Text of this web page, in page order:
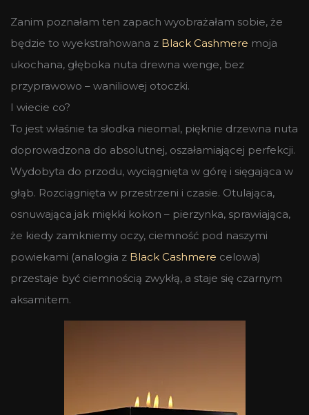
Zanim poznałam ten zapach wyobrażałam sobie, że
będzie to wyekstrahowana z Black Cashmere moja
ukochana, głęboka nuta drewna wenge, bez
przyprawowo – waniliowej otoczki.
I wiecie co?
To jest właśnie ta słodka nieomal, pięknie drzewna nuta
doprowadzona do absolutnej, oszałamiającej perfekcji.
Wydobyta do przodu, wyciągnięta w górę i sięgająca w
głąb. Rozciągnięta w przestrzeni i czasie. Otulająca,
osnuwająca jak miękki kokon – pierzynka, sprawiająca,
że kiedy zamkniemy oczy, ciemność pod naszymi
powiekami (analogia z Black Cashmere celowa)
przestaje być ciemnością zwykłą, a staje się czarnym
aksamitem.